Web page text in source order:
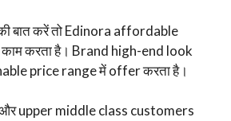
बात करें तो Edinora affordable
करता है। Brand high-end look
price range में offer करता है।
upper middle class customers